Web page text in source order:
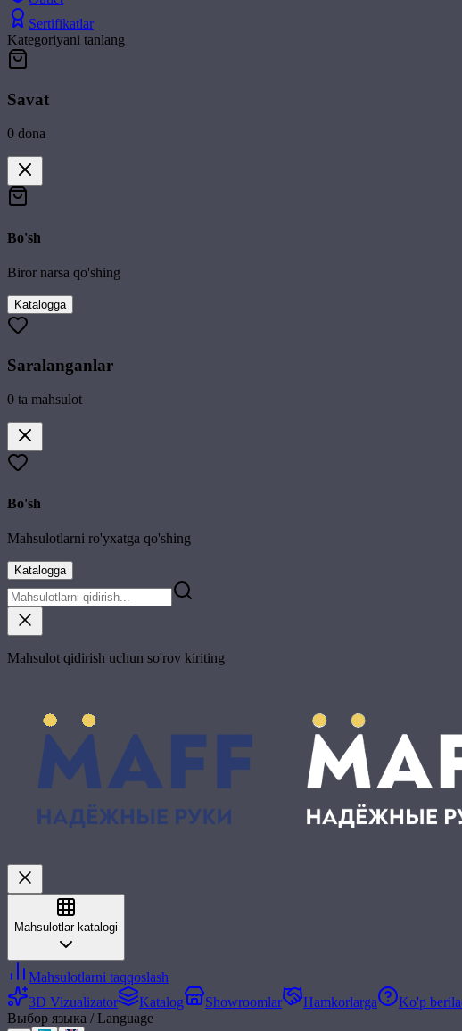
Sertifikatlar
Kategoriyani tanlang
Savat
0 dona
Bo'sh
Biror narsa qo'shing
Katalogga
Saralanganlar
0 ta mahsulot
Bo'sh
Mahsulotlarni ro'yxatga qo'shing
Katalogga
Mahsulot qidirish uchun so'rov kiriting
Mahsulotlar katalogi
Mahsulotlarni taqqoslash
3D Vizualizator
Katalog Showroomlar Hamkorlarga Ko'p
Выбор языка / Language